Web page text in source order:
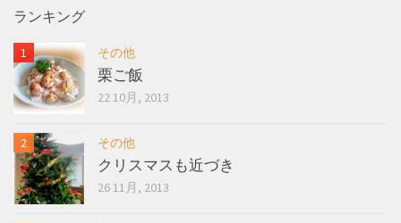
ランキング
その他
栗ご飯
22 10月, 2013
その他
クリスマスも近づき
26 11月, 2013